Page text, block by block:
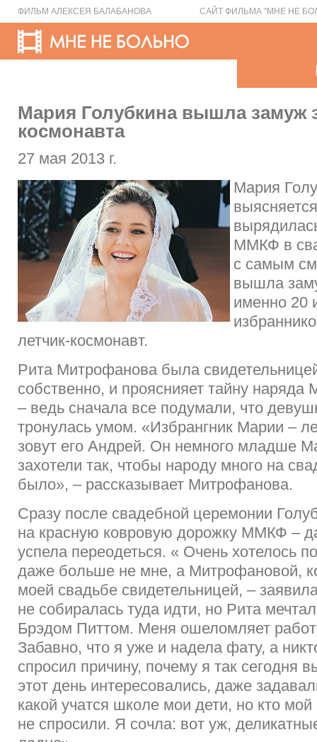
ФИЛЬМ АЛЕКСЕЯ БАЛАБАНОВА САЙТ ФИЛЬМА "МНЕ НЕ
Мария Голубкина вышла замуж
космонавта
27 мая 2013 г.
Мария
ММКФ в
с самым
вышла
именно 20
летчик-космонавт.
Рита Митрофанова была
собственно, и прояснияет тайну
– ведь сначала все подумали, что
тронулась умом. «Избрангник Марии –
зовут его Андрей. Он немного младше
захотели так, чтобы народу много на
было», – рассказывает Митрофанова.
Сразу после свадебной церемонии
на красную ковровую дорожку ММКФ –
успела переодеться. « Очень хотелось
даже больше не мне, а Митрофановой,
моей свадьбе свидетельницей, –
не собиралась туда идти, но Рита
Брэдом Питтом. Меня ошеломляет
Забавно, что я уже и надела фату, а
спросил причину, почему я так сегодня
этот день интересовались, даже
какой учатся школе мои дети, но кто
не спросили. Я сочла: вот уж,